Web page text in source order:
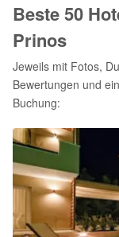
Beste 50
Prinos
Jeweils mit Fotos,
Bewertungen und
Buchung: